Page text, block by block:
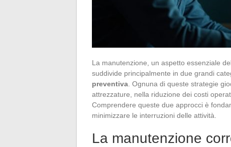
La manutenzione, un aspetto essenziale
suddivide principalmente in due grandi
preventiva . Ognuna di queste strategie
attrezzature, nella riduzione dei costi
Comprendere queste due approcci è
minimizzare le interruzioni delle attività.
La manutenzione